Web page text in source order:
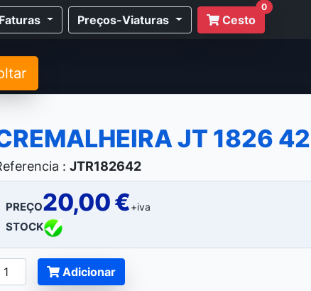
Preços-Viaturas Cesto
0
JT 1826
: JTR182642
PREÇO20,00 €+iva
STOCK
Adicionar